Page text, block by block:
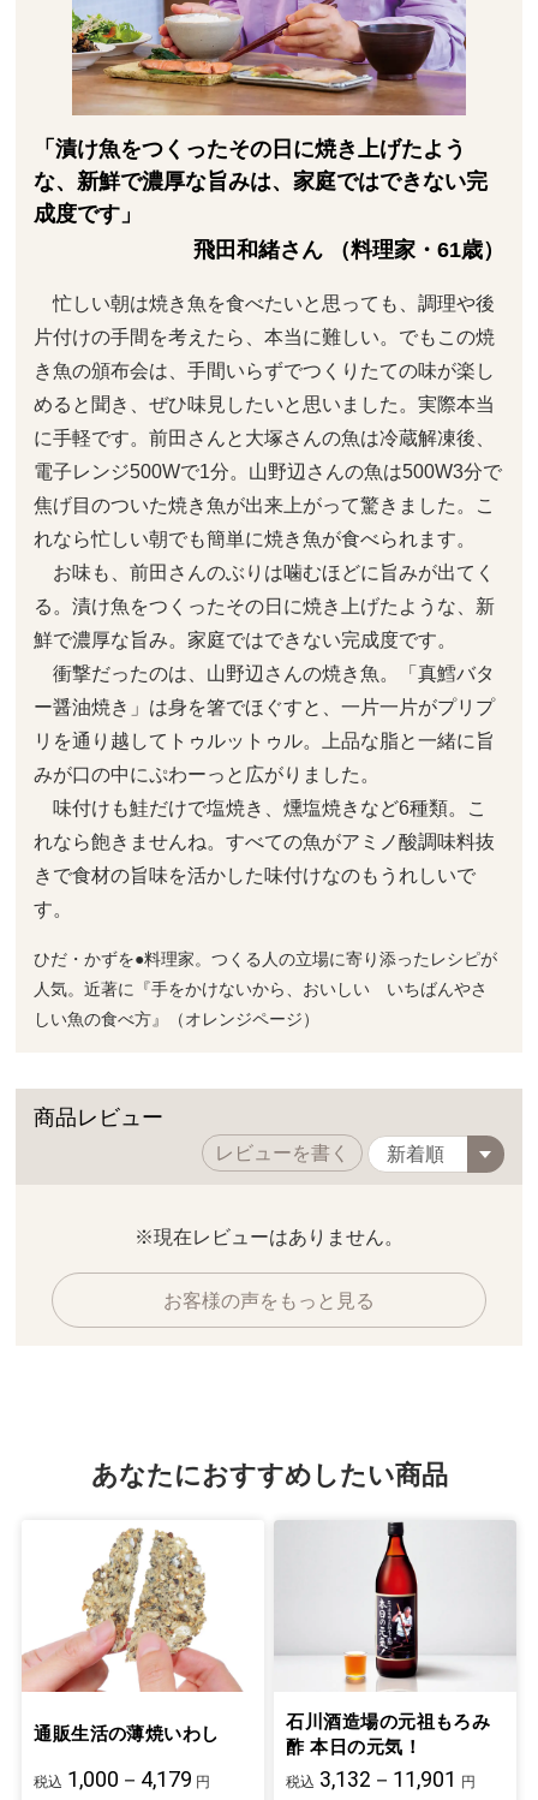
「漬け魚をつくったその日に焼き上げたよう
な、新鮮で濃厚な旨みは、家庭ではできない完
成度です」
飛田和緒さん （料理家・61歳）
忙しい朝は焼き魚を食べたいと思っても、調理や後
片付けの手間を考えたら、本当に難しい。でもこの焼
き魚の頒布会は、手間いらずでつくりたての味が楽し
めると聞き、ぜひ味見したいと思いました。実際本当
に手軽です。前田さんと大塚さんの魚は冷蔵解凍後、
電子レンジ500Wで1分。山野辺さんの魚は500W3分で
焦げ目のついた焼き魚が出来上がって驚きました。こ
れなら忙しい朝でも簡単に焼き魚が食べられます。
お味も、前田さんのぶりは噛むほどに旨みが出てく
る。漬け魚をつくったその日に焼き上げたような、新
鮮で濃厚な旨み。家庭ではできない完成度です。
衝撃だったのは、山野辺さんの焼き魚。「真鱈バタ
ー醤油焼き」は身を箸でほぐすと、一片一片がプリプ
リを通り越してトゥルットゥル。上品な脂と一緒に旨
みが口の中にぷわーっと広がりました。
味付けも鮭だけで塩焼き、燻塩焼きなど6種類。こ
れなら飽きませんね。すべての魚がアミノ酸調味料抜
きで食材の旨味を活かした味付けなのもうれしいで
す。
ひだ・かずを●料理家。つくる人の立場に寄り添ったレシピが
人気。近著に『手をかけないから、おいしい いちばんやさ
しい魚の食べ方』（オレンジページ）
商品レビュー
レビューを書く
※現在レビューはありません。
お客様の声をもっと見る
あなたにおすすめしたい商品
通販生活の薄焼いわし
税込 1,000－4,179 円
石川酒造場の元祖もろみ
酢 本日の元気！
税込 3,132－11,901 円